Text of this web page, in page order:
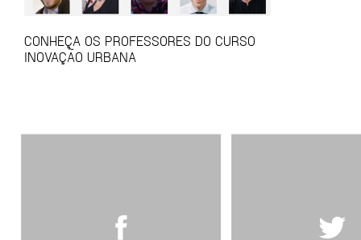
CONHEÇA OS PROFESSORES DO CURSO
INOVAÇÃO URBANA